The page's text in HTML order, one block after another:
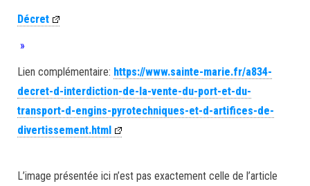
Décret
»
Lien complémentaire: https://www.sainte-marie.fr/a834-
decret-d-interdiction-de-la-vente-du-port-et-du-
transport-d-engins-pyrotechniques-et-d-artifices-de-
divertissement.html
L’image présentée ici n’est pas exactement celle de l’article